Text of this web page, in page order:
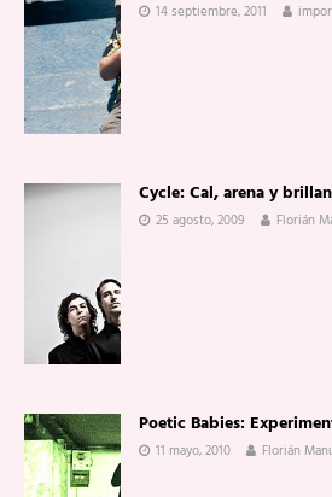
14 septiembre, 2011
Cycle: Cal, arena y
25 agosto, 2009 Florián
Poetic Babies:
11 mayo, 2010 Florián